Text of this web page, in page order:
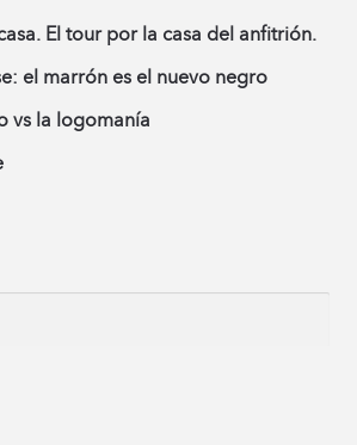
El tour por la casa del anfitrión.
el marrón es el nuevo negro
vs la logomanía